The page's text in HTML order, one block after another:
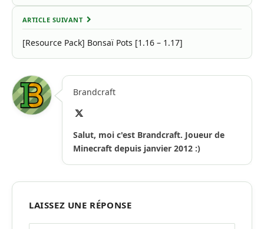
ARTICLE SUIVANT
[Resource Pack] Bonsaï Pots [1.16 – 1.17]
Brandcraft
Salut, moi c'est Brandcraft. Joueur de
Minecraft depuis janvier 2012 :)
LAISSEZ UNE RÉPONSE